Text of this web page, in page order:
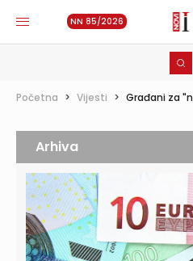
NN 85/2026
Početna > Vijesti > Građani za
Arhiva